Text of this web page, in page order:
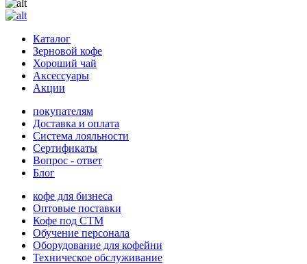
Каталог
Зерновой кофе
Хороший чай
Аксессуары
Акции
покупателям
Доставка и оплата
Система лояльности
Сертификаты
Вопрос - ответ
Блог
кофе для бизнеса
Оптовые поставки
Кофе под СТМ
Обучение персонала
Оборудование для кофейни
Техническое обслуживание